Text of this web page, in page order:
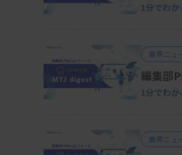
1分でわ
業界ニュ
編集部
1分でわ
業界ニュ